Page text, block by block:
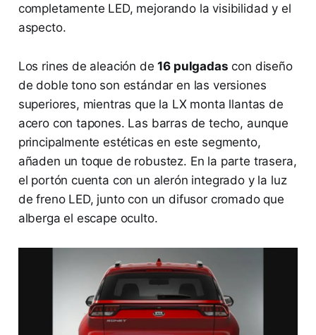
completamente LED, mejorando la visibilidad y el
aspecto.
Los rines de aleación de16 pulgadas con diseño
de doble tono son estándar en las versiones
superiores, mientras que la LX monta llantas de
acero con tapones. Las barras de techo, aunque
principalmente estéticas en este segmento,
añaden un toque de robustez. En la parte trasera,
el portón cuenta con un alerón integrado y la luz
de freno LED, junto con un difusor cromado que
alberga el escape oculto.